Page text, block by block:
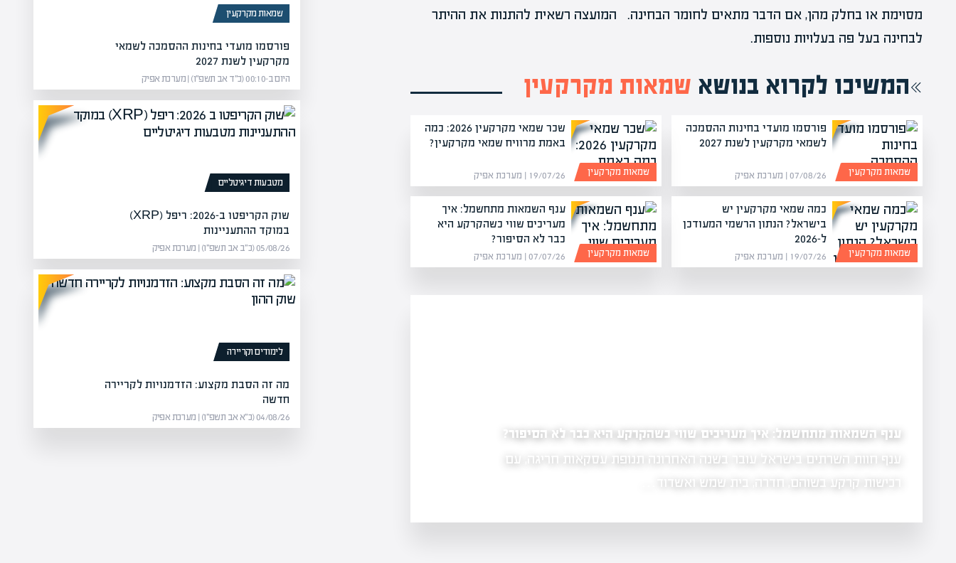
מסוימת או בחלק מהן, אם הדבר מתאים לחומר הבחינה. המועצה רשאית להתנות את ההיתר
לבחינה בעל פה בעלויות נוספות.
המשיכו לקרוא בנושא שמאות מקרקעין
פורסמו מועדי בחינות ההסמכה
לשמאי מקרקעין לשנת 2027
07/08/26 | מערכת אפיק שמאות מקרקעין
שכר שמאי מקרקעין 2026: כמה
באמת מרוויח שמאי מקרקעין?
19/07/26 | מערכת אפיק שמאות מקרקעין
כמה שמאי מקרקעין יש
בישראל? הנתון הרשמי המעודכן
ל-2026
19/07/26 | מערכת אפיק שמאות מקרקעין
ענף השמאות מתחשמל: איך
מעריכים שווי כשהקרקע היא
כבר לא הסיפור?
07/07/26 | מערכת אפיק שמאות מקרקעין
ענף השמאות מתחשמל: איך מעריכים שווי כשהקרקע היא כבר לא הסיפור?
ענף חוות השרתים בישראל עובר בשנה האחרונה תנופת עסקאות חריגה, עם
רכישות קרקע בשוהם, חדרה, בית שמש ואשדוד…
שמאות מקרקעין: מה זה וכיצד זה משפיע על ערך הנכס?
שמאות מקרקעין היא תהליך שמספק הערכה מקצועית לערך נכס, וממלאת
שמאות מקרקעין
פורסמו מועדי בחינות ההסמכה לשמאי
מקרקעין לשנת 2027
היום ב-00:10 (כ״ד אב תשפ״ו) | מערכת אפיק
מטבעות דיגיטליים
שוק הקריפטו ב-2026: ריפל (XRP)
במוקד ההתעניינות
05/08/26 (כ״ב אב תשפ״ו) | מערכת אפיק
לימודים וקריירה
מה זה הסבת מקצוע: הזדמנויות לקריירה
חדשה
04/08/26 (כ״א אב תשפ״ו) | מערכת אפיק